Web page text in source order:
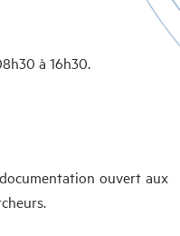
à 16h30.
ouvert aux